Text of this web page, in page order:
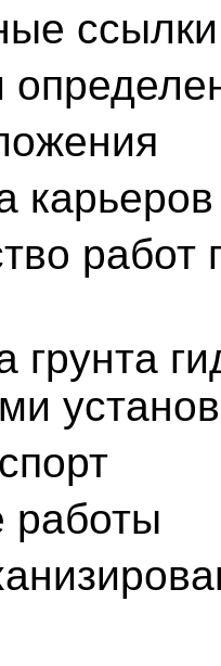
ссылки
карьеров
грунта